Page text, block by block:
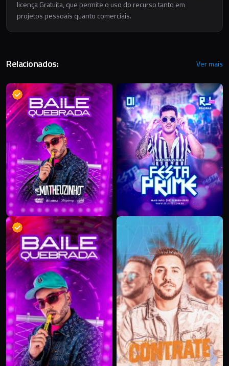
licença Gratuita, que permite o uso do recurso tanto em
projetos pessoais quanto comerciais.
Relacionados: Ver mais